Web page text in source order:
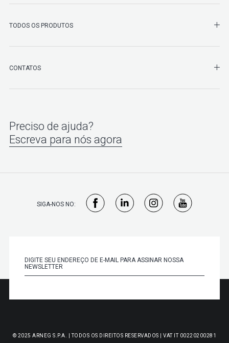
TODOS OS PRODUTOS
CONTATOS
Preciso de ajuda?
Escreva para nós agora
SIGA-NOS NO:
© 2025 ARNEG S.P.A. | TODOS OS DIREITOS RESERVADOS | VAT IT 00220200281